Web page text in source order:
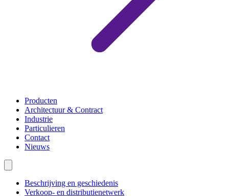
Producten
Architectuur & Contract
Industrie
Particulieren
Contact
Nieuws
Beschrijving en geschiedenis
Verkoop- en distributienetwerk